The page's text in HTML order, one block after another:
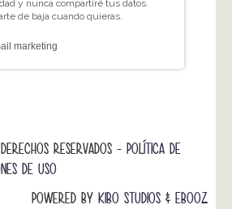
RESERVADOS - POLÍTICA DE
DE USO
POWERED BY KIBO STUDIOS & EBOOZ